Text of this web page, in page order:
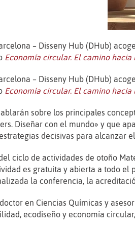
– Disseny Hub (DHub)
Economía circular. El camino
– Disseny Hub (DHub)
Economía circular. El camino
sobre los principales
Diseñar con el mundo» y que
decisivas para alcanzar
ciclo de actividades de otoño
es gratuita y abierta a todo
la conferencia, la
en Ciencias Químicas y
ecodiseño y economía